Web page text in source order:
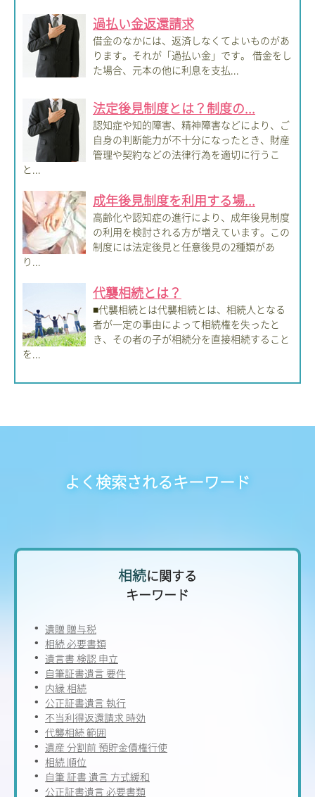
過払い金返還請求
借金のなかには、返済しなくてよいものがあ
ります。それが「過払い金」です。 借金をし
た場合、元本の他に利息を支払...
法定後見制度とは？制度の...
認知症や知的障害、精神障害などにより、ご
自身の判断能力が不十分になったとき、財産
管理や契約などの法律行為を適切に行うこ
と...
成年後見制度を利用する場...
高齢化や認知症の進行により、成年後見制度
の利用を検討される方が増えています。この
制度には法定後見と任意後見の2種類があ
り...
代襲相続とは？
■代襲相続とは代襲相続とは、相続人となる
者が一定の事由によって相続権を失ったと
き、その者の子が相続分を直接相続すること
を...
よく検索されるキーワード
相続に関する
キーワード
遺贈 贈与税
相続 必要書類
遺言書 検認 申立
自筆証書遺言 要件
内縁 相続
公正証書遺言 執行
不当利得返還請求 時効
代襲相続 範囲
遺産 分割前 預貯金債権行使
相続 順位
自筆 証書 遺言 方式緩和
公正証書遺言 必要書類